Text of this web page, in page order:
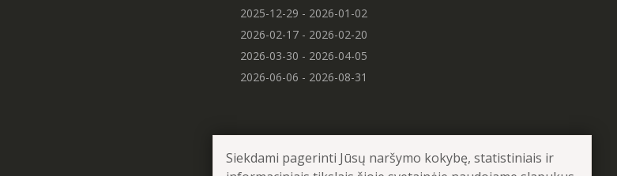
Siekdami pagerinti Jūsų naršymo kokybę, statistiniais ir
2025-12-29 - 2026-01-02
2026-02-17 - 2026-02-20
2026-03-30 - 2026-04-05
2026-06-06 - 2026-08-31